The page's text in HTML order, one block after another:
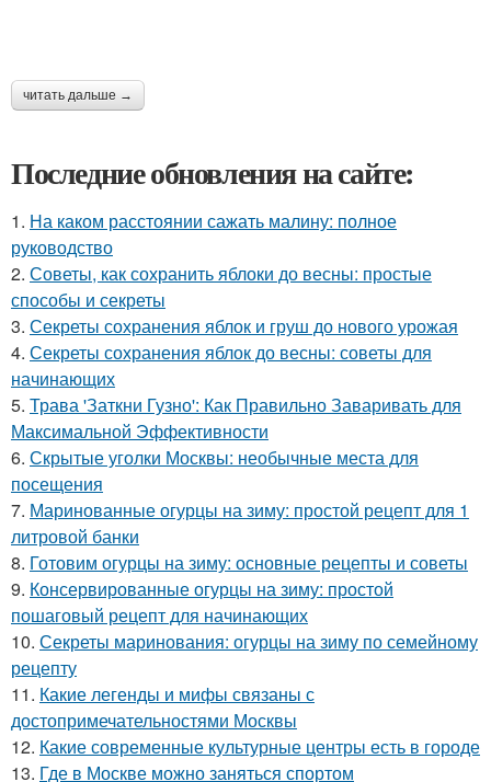
читать дальше →
Последние обновления на сайте:
1. На каком расстоянии сажать малину: полное
руководство
2. Советы, как сохранить яблоки до весны: простые
способы и секреты
3. Секреты сохранения яблок и груш до нового урожая
4. Секреты сохранения яблок до весны: советы для
начинающих
5. Трава 'Заткни Гузно': Как Правильно Заваривать для
Максимальной Эффективности
6. Скрытые уголки Москвы: необычные места для
посещения
7. Маринованные огурцы на зиму: простой рецепт для 1
литровой банки
8. Готовим огурцы на зиму: основные рецепты и советы
9. Консервированные огурцы на зиму: простой
пошаговый рецепт для начинающих
10. Секреты маринования: огурцы на зиму по семейному
рецепту
11. Какие легенды и мифы связаны с
достопримечательностями Москвы
12. Какие современные культурные центры есть в городе
13. Где в Москве можно заняться спортом